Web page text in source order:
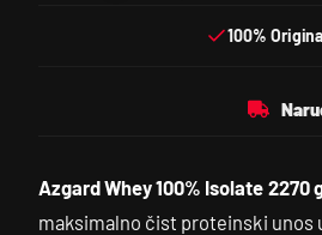
100%
Azgard Whey 100% Isolate 2270
maksimalno čist proteinski unos